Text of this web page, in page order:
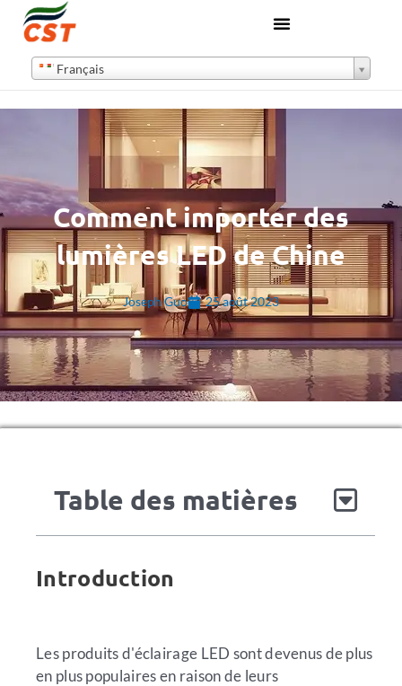
Français
Comment importer des
lumières LED de Chine
Joseph Guo 25 août 2023
Table des matières
Introduction
Les produits d'éclairage LED sont devenus de plus
en plus populaires en raison de leurs